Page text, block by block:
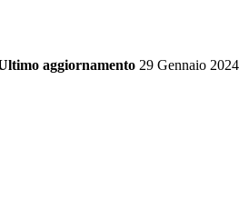
aggiornamento 29 Gennaio 2024